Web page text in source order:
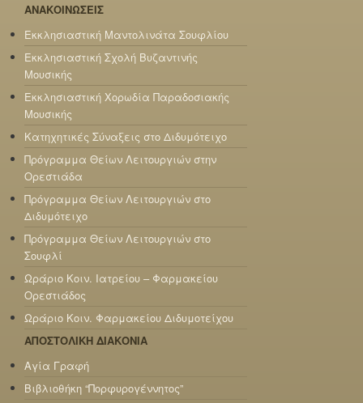
ΑΝΑΚΟΙΝΩΣΕΙΣ
Εκκλησιαστική Μαντολινάτα Σουφλίου
Εκκλησιαστική Σχολή Βυζαντινής
Μουσικής
Εκκλησιαστική Χορωδία Παραδοσιακής
Μουσικής
Κατηχητικές Σύναξεις στο Διδυμότειχο
Πρόγραμμα Θείων Λειτουργιών στην
Ορεστιάδα
Πρόγραμμα Θείων Λειτουργιών στο
Διδυμότειχο
Πρόγραμμα Θείων Λειτουργιών στο
Σουφλί
Ωράριο Κοιν. Ιατρείου – Φαρμακείου
Ορεστιάδος
Ωράριο Κοιν. Φαρμακείου Διδυμοτείχου
ΑΠΟΣΤΟΛΙΚΗ ΔΙΑΚΟΝΙΑ
Αγία Γραφή
Βιβλιοθήκη “Πορφυρογέννητος”